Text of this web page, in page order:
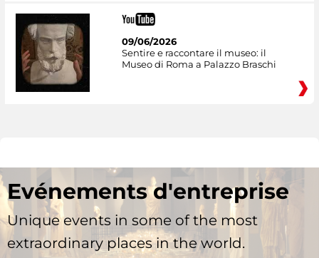
09/06/2026
Sentire e raccontare il museo: il
Museo di Roma a Palazzo Braschi
Evénements d'entreprise
Unique events in some of the most
extraordinary places in the world.